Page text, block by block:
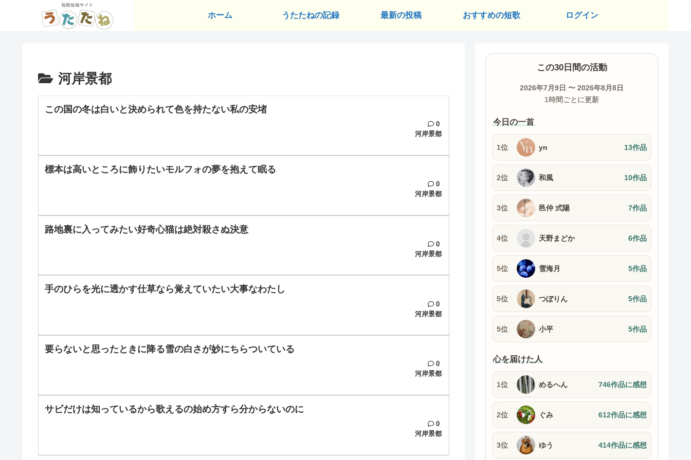
ホーム うたたねの記録 最新の投稿 おすすめの短歌 ログイン
河岸景都
この国の冬は白いと決められて色を持たない私の安堵
0
河岸景都
標本は高いところに飾りたいモルフォの夢を抱えて眠る
0
河岸景都
路地裏に入ってみたい好奇心猫は絶対殺さぬ決意
0
河岸景都
手のひらを光に透かす仕草なら覚えていたい大事なわたし
0
河岸景都
要らないと思ったときに降る雪の白さが妙にちらついている
0
河岸景都
サビだけは知っているから歌えるの始め方すら分からないのに
0
河岸景都
この30日間の活動
2026年7月9日 〜 2026年8月8日
1時間ごとに更新
今日の一首
1位 yn 13作品
2位 和風 10作品
3位 邑仲 弎陽 7作品
4位 天野まどか 6作品
5位 雪海月 5作品
5位 つぼりん 5作品
5位 小平 5作品
心を届けた人
1位 めるへん 746作品に感想
2位 ぐみ 612作品に感想
3位 ゆう 414作品に感想